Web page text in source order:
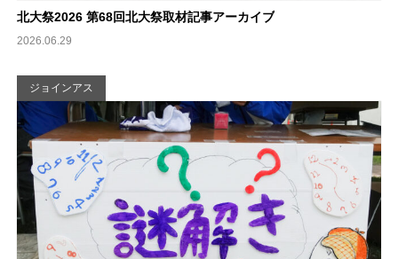
北大祭2026 第68回北大祭取材記事アーカイブ
2026.06.29
ジョインアス